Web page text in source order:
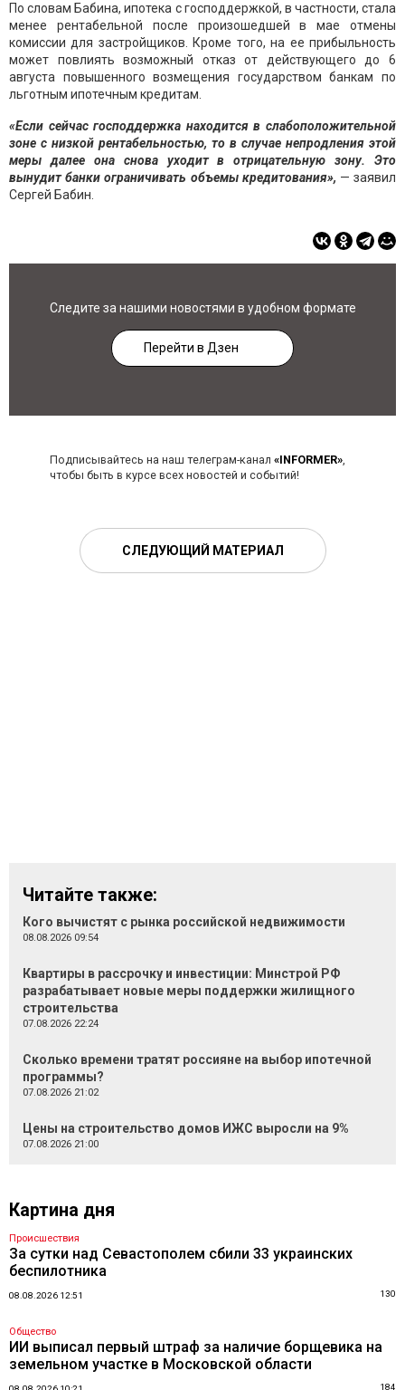
По словам Бабина, ипотека с господдержкой, в частности, стала
менее рентабельной после произошедшей в мае отмены
комиссии для застройщиков. Кроме того, на ее прибыльность
может повлиять возможный отказ от действующего до 6
августа повышенного возмещения государством банкам по
льготным ипотечным кредитам.
«Если сейчас господдержка находится в слабоположительной
зоне с низкой рентабельностью, то в случае непродления этой
меры далее она снова уходит в отрицательную зону. Это
вынудит банки ограничивать объемы кредитования», — заявил
Сергей Бабин.
Следите за нашими новостями в удобном формате
Перейти в Дзен
Подписывайтесь на наш телеграм-канал «INFORMER»,
чтобы быть в курсе всех новостей и событий!
СЛЕДУЮЩИЙ МАТЕРИАЛ
Читайте также:
Кого вычистят с рынка российской недвижимости
08.08.2026 09:54
Квартиры в рассрочку и инвестиции: Минстрой РФ
разрабатывает новые меры поддержки жилищного
строительства
07.08.2026 22:24
Сколько времени тратят россияне на выбор ипотечной
программы?
07.08.2026 21:02
Цены на строительство домов ИЖС выросли на 9%
07.08.2026 21:00
Картина дня
Происшествия
За сутки над Севастополем сбили 33 украинских
беспилотника
08.08.2026 12:51 130
Общество
ИИ выписал первый штраф за наличие борщевика на
земельном участке в Московской области
184